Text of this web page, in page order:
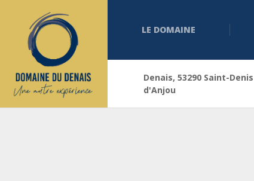
LE DOMAINE
Denais, 53290 Saint-Denis
d'Anjou